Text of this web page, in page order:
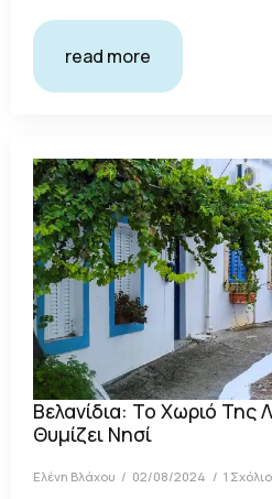
read more
Βελανίδια: Το Χωριό Της
Θυμίζει Νησί
Ελένη Βλάχου 02/08/2024 1 Σχόλιο